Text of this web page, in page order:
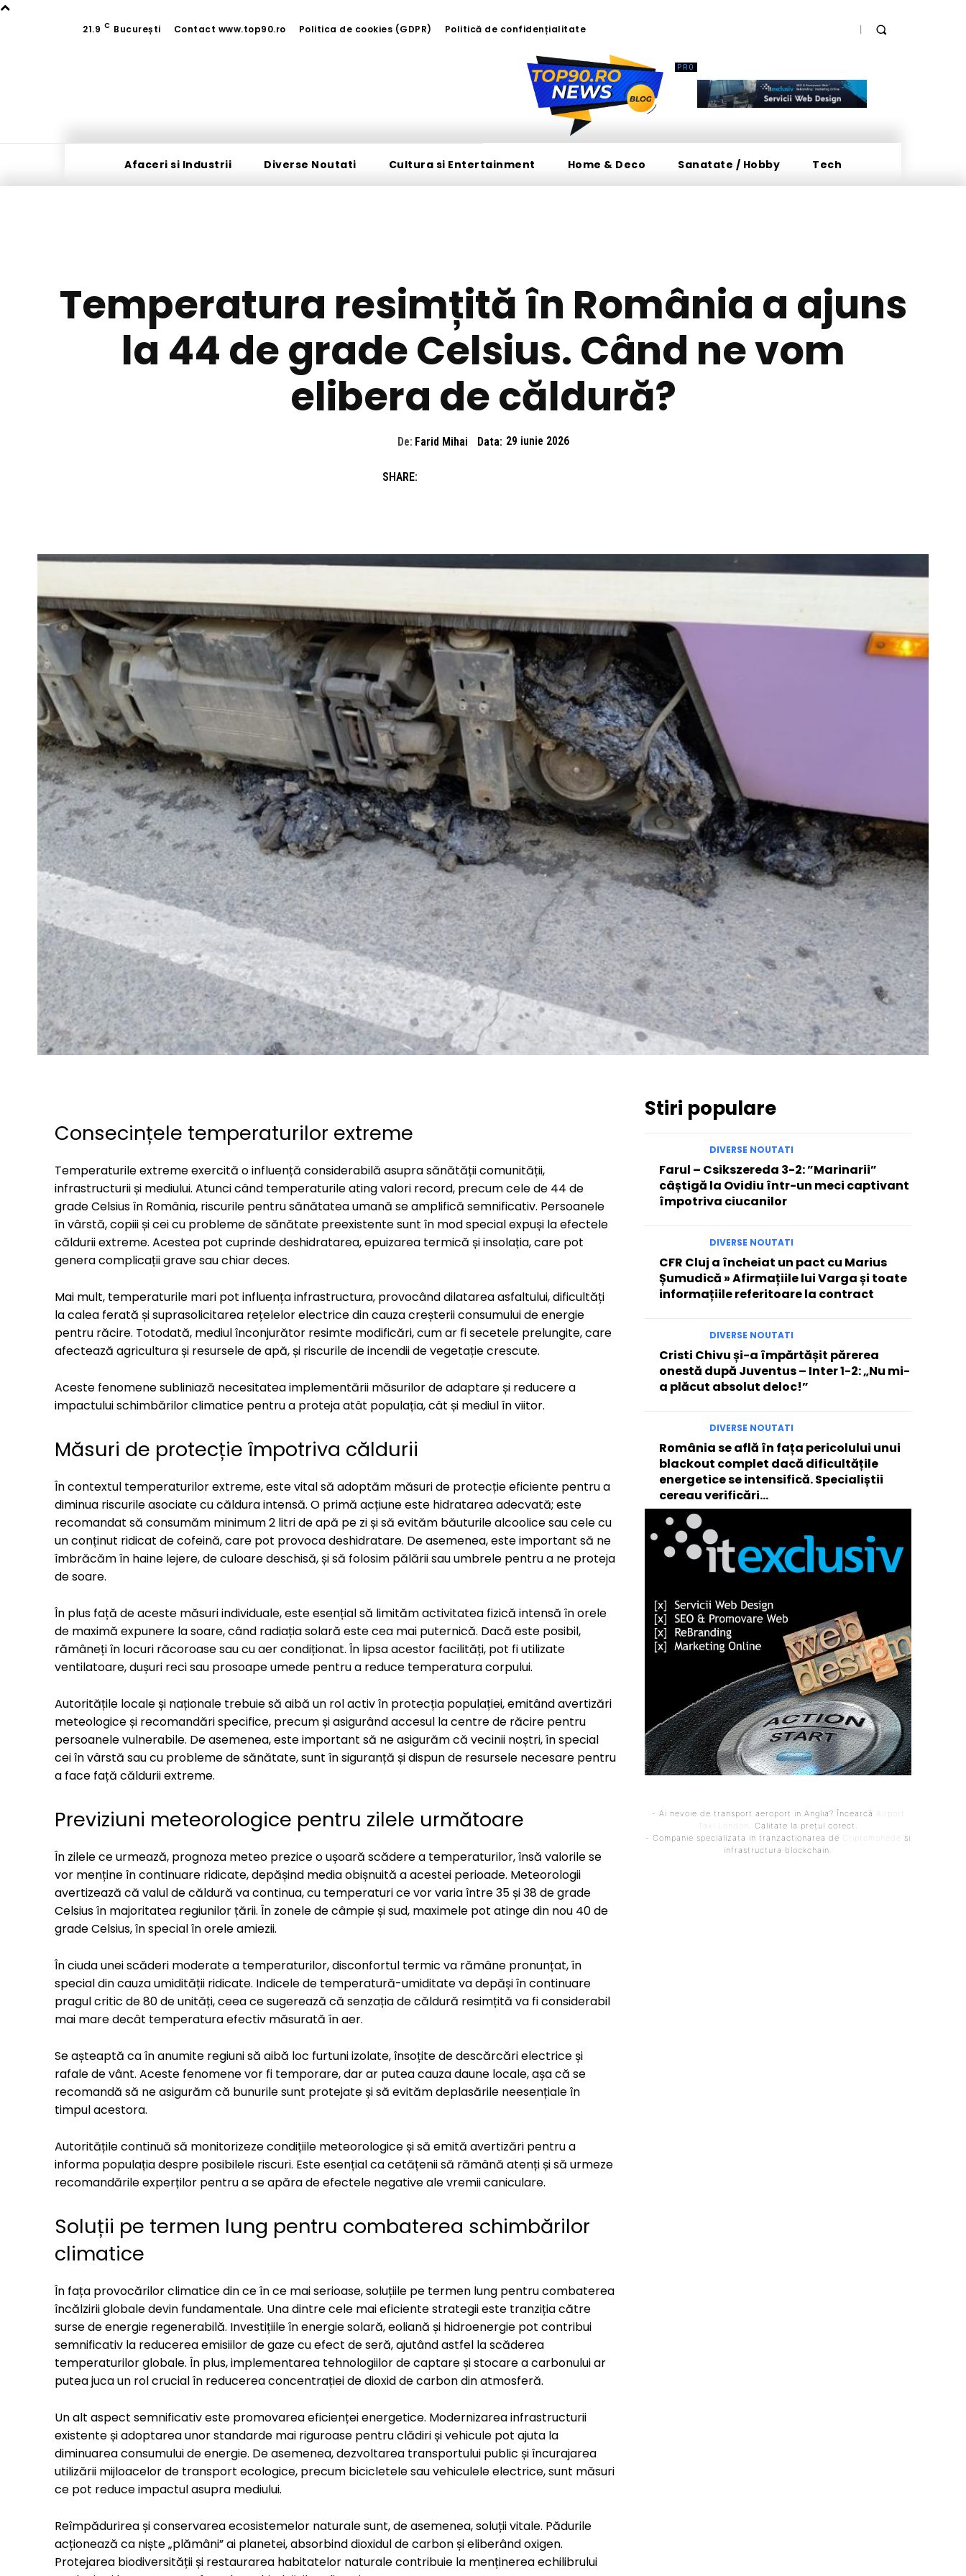
21.9 C București Contact www.top90.ro Politica de cookies (GDPR) Politică de confidențialitate
Afaceri si Industrii Diverse Noutati Cultura si Entertainment Home & Deco Sanatate / Hobby Tech
Temperatura resimțită în România a ajuns
la 44 de grade Celsius. Când ne vom
elibera de căldură?
De: Farid Mihai Data: 29 iunie 2026
SHARE:
Consecințele temperaturilor extreme
Temperaturile extreme exercită o influență considerabilă asupra sănătății comunității,
infrastructurii și mediului. Atunci când temperaturile ating valori record, precum cele de 44 de
grade Celsius în România, riscurile pentru sănătatea umană se amplifică semnificativ. Persoanele
în vârstă, copiii și cei cu probleme de sănătate preexistente sunt în mod special expuși la efectele
căldurii extreme. Acestea pot cuprinde deshidratarea, epuizarea termică și insolația, care pot
genera complicații grave sau chiar deces.
Mai mult, temperaturile mari pot influența infrastructura, provocând dilatarea asfaltului, dificultăți
la calea ferată și suprasolicitarea rețelelor electrice din cauza creșterii consumului de energie
pentru răcire. Totodată, mediul înconjurător resimte modificări, cum ar fi secetele prelungite, care
afectează agricultura și resursele de apă, și riscurile de incendii de vegetație crescute.
Aceste fenomene subliniază necesitatea implementării măsurilor de adaptare și reducere a
impactului schimbărilor climatice pentru a proteja atât populația, cât și mediul în viitor.
Măsuri de protecție împotriva căldurii
În contextul temperaturilor extreme, este vital să adoptăm măsuri de protecție eficiente pentru a
diminua riscurile asociate cu căldura intensă. O primă acțiune este hidratarea adecvată; este
recomandat să consumăm minimum 2 litri de apă pe zi și să evităm băuturile alcoolice sau cele cu
un conținut ridicat de cofeină, care pot provoca deshidratare. De asemenea, este important să ne
îmbrăcăm în haine lejere, de culoare deschisă, și să folosim pălării sau umbrele pentru a ne proteja
de soare.
În plus față de aceste măsuri individuale, este esențial să limităm activitatea fizică intensă în orele
de maximă expunere la soare, când radiația solară este cea mai puternică. Dacă este posibil,
rămâneți în locuri răcoroase sau cu aer condiționat. În lipsa acestor facilități, pot fi utilizate
ventilatoare, dușuri reci sau prosoape umede pentru a reduce temperatura corpului.
Autoritățile locale și naționale trebuie să aibă un rol activ în protecția populației, emitând avertizări
meteologice și recomandări specifice, precum și asigurând accesul la centre de răcire pentru
persoanele vulnerabile. De asemenea, este important să ne asigurăm că vecinii noștri, în special
cei în vârstă sau cu probleme de sănătate, sunt în siguranță și dispun de resursele necesare pentru
a face față căldurii extreme.
Previziuni meteorologice pentru zilele următoare
În zilele ce urmează, prognoza meteo prezice o ușoară scădere a temperaturilor, însă valorile se
vor menține în continuare ridicate, depășind media obișnuită a acestei perioade. Meteorologii
avertizează că valul de căldură va continua, cu temperaturi ce vor varia între 35 și 38 de grade
Celsius în majoritatea regiunilor țării. În zonele de câmpie și sud, maximele pot atinge din nou 40 de
grade Celsius, în special în orele amiezii.
În ciuda unei scăderi moderate a temperaturilor, disconfortul termic va rămâne pronunțat, în
special din cauza umidității ridicate. Indicele de temperatură-umiditate va depăși în continuare
pragul critic de 80 de unități, ceea ce sugerează că senzația de căldură resimțită va fi considerabil
mai mare decât temperatura efectiv măsurată în aer.
Se așteaptă ca în anumite regiuni să aibă loc furtuni izolate, însoțite de descărcări electrice și
rafale de vânt. Aceste fenomene vor fi temporare, dar ar putea cauza daune locale, așa că se
recomandă să ne asigurăm că bunurile sunt protejate și să evităm deplasările neesențiale în
timpul acestora.
Autoritățile continuă să monitorizeze condițiile meteorologice și să emită avertizări pentru a
informa populația despre posibilele riscuri. Este esențial ca cetățenii să rămână atenți și să urmeze
recomandările experților pentru a se apăra de efectele negative ale vremii caniculare.
Soluții pe termen lung pentru combaterea schimbărilor
climatice
În fața provocărilor climatice din ce în ce mai serioase, soluțiile pe termen lung pentru combaterea
încălzirii globale devin fundamentale. Una dintre cele mai eficiente strategii este tranziția către
surse de energie regenerabilă. Investițiile în energie solară, eoliană și hidroenergie pot contribui
semnificativ la reducerea emisiilor de gaze cu efect de seră, ajutând astfel la scăderea
temperaturilor globale. În plus, implementarea tehnologiilor de captare și stocare a carbonului ar
putea juca un rol crucial în reducerea concentrației de dioxid de carbon din atmosferă.
Un alt aspect semnificativ este promovarea eficienței energetice. Modernizarea infrastructurii
existente și adoptarea unor standarde mai riguroase pentru clădiri și vehicule pot ajuta la
diminuarea consumului de energie. De asemenea, dezvoltarea transportului public și încurajarea
utilizării mijloacelor de transport ecologice, precum bicicletele sau vehiculele electrice, sunt măsuri
ce pot reduce impactul asupra mediului.
Reîmpădurirea și conservarea ecosistemelor naturale sunt, de asemenea, soluții vitale. Pădurile
acționează ca niște „plămâni” ai planetei, absorbind dioxidul de carbon și eliberând oxigen.
Protejarea biodiversității și restaurarea habitatelor naturale contribuie la menținerea echilibrului
Stiri populare
DIVERSE NOUTATI
Farul – Csikszereda 3-2: ”Marinarii”
câștigă la Ovidiu într-un meci captivant
împotriva ciucanilor
DIVERSE NOUTATI
CFR Cluj a încheiat un pact cu Marius
Șumudică » Afirmațiile lui Varga și toate
informațiile referitoare la contract
DIVERSE NOUTATI
Cristi Chivu și-a împărtășit părerea
onestă după Juventus – Inter 1-2: „Nu mi-
a plăcut absolut deloc!”
DIVERSE NOUTATI
România se află în fața pericolului unui
blackout complet dacă dificultățile
energetice se intensifică. Specialiștii
cereau verificări…
- Ai nevoie de transport aeroport in Anglia? Încearcă Airport
Taxi London . Calitate la prețul corect.
- Companie specializata in tranzactionarea de
Criptomonede
si
infrastructura blockchain.